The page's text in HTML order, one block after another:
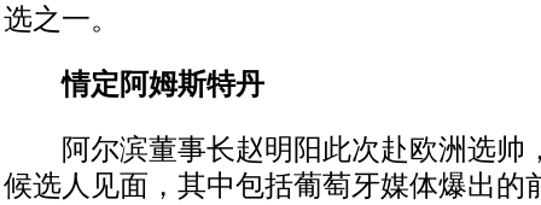
选之一。
情定阿姆斯特丹
阿尔滨董事长赵明阳此次赴欧洲选帅
候选人见面，其中包括葡萄牙媒体爆出的